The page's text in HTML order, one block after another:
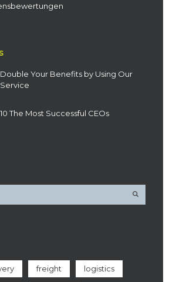
Double Your Benefits by Using Our
Service
10 The Most Successful CEOs
freight logistics